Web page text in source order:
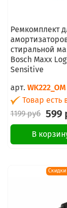
Ремкомплект
стиральной
Bosch Maxx
Sensitive
арт. WK222_OM
Товар есть
1199 руб 599
В
Скидки